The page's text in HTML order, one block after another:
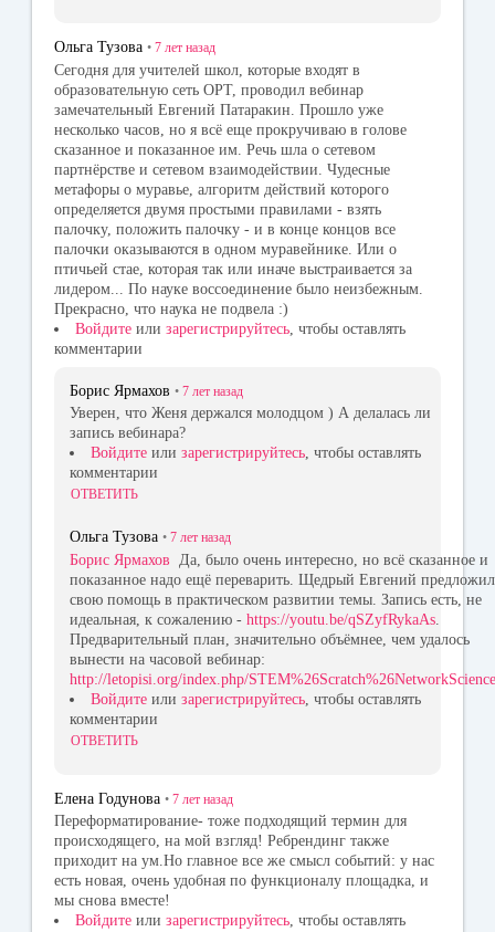
Ольга Тузова • 7 лет назад
Сегодня для учителей школ, которые входят в
образовательную сеть ОРТ, проводил вебинар
замечательный Евгений Патаракин. Прошло уже
несколько часов, но я всё еще прокручиваю в голове
сказанное и показанное им. Речь шла о сетевом
партнёрстве и сетевом взаимодействии. Чудесные
метафоры о муравье, алгоритм действий которого
определяется двумя простыми правилами - взять
палочку, положить палочку - и в конце концов все
палочки оказываются в одном муравейнике. Или о
птичьей стае, которая так или иначе выстраивается за
лидером... По науке воссоединение было неизбежным.
Прекрасно, что наука не подвела :)
Войдите или зарегистрируйтесь , чтобы оставлять
комментарии
Борис Ярмахов • 7 лет назад
Уверен, что Женя держался молодцом ) А делалась ли
запись вебинара?
Войдите или зарегистрируйтесь, чтобы оставлять
комментарии
ОТВЕТИТЬ
Ольга Тузова • 7 лет назад
Борис Ярмахов
Да, было очень интересно, но всё сказанное и
показанное надо ещё переварить. Щедрый Евгений предложил
свою помощь в практическом развитии темы. Запись есть, не
идеальная, к сожалению - https://youtu.be/qSZyfRykaAs
Предварительный план, значительно объёмнее, чем удалось
вынести на часовой вебинар:
http://letopisi.org/index.php/STEM%26Scratch%26NetworkScience
Войдите или зарегистрируйтесь , чтобы оставлять
комментарии
ОТВЕТИТЬ
Елена Годунова • 7 лет назад
Переформатирование- тоже подходящий термин для
происходящего, на мой взгляд! Ребрендинг также
приходит на ум.Но главное все же смысл событий: у нас
есть новая, очень удобная по функционалу площадка, и
мы снова вместе!
Войдите или зарегистрируйтесь, чтобы оставлять